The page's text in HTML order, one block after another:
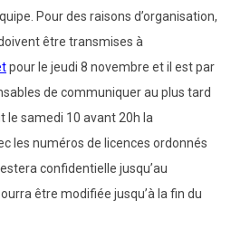
Pour des raisons d’organisation,
être transmises à
pour le jeudi 8 novembre et il est par
de communiquer au plus tard
le samedi 10 avant 20h la
les numéros de licences ordonnés
confidentielle jusqu’au
être modifiée jusqu’à la fin du